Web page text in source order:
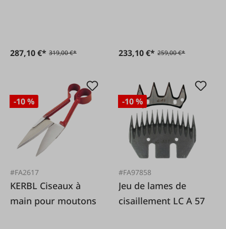
287,10 €* 319,00 €* 233,10 €* 259,00 €*
-10 %
#FA2617
KERBL Ciseaux à
main pour moutons
-10 %
#FA97858
Jeu de lames de
cisaillement LC A 57